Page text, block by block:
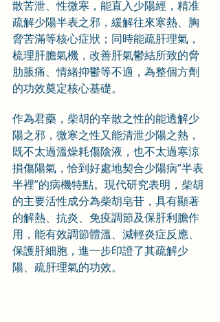
散苦泄、性微寒，能直入少陽經，精准
疏解少陽半表之邪，緩解往來寒熱、胸
脅苦滿等核心症狀；同時能疏肝理氣，
梳理肝膽氣機，改善肝氣鬱結所致的脅
肋脹痛、情緒抑鬱等不適，為整個方劑
的功效奠定核心基礎。
作為君藥，柴胡的辛散之性的能透解少
陽之邪，微寒之性又能清泄少陽之熱，
既不太過溫燥耗傷陰液，也不太過寒涼
損傷陽氣，恰到好處地契合少陽病“半表
半裡”的病機特點。現代研究表明，柴胡
的主要活性成分為柴胡皂苷，具有顯著
的解熱、抗炎、免疫調節及保肝利膽作
用，能有效調節體溫、減輕炎症反應、
保護肝細胞，進一步印證了其疏解少
陽、疏肝理氣的功效。